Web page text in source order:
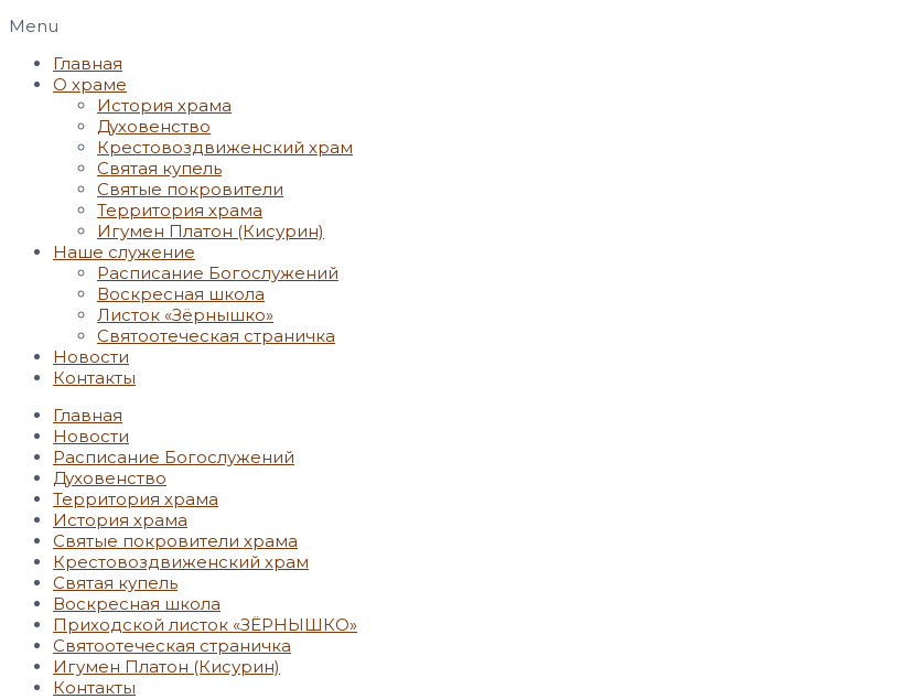
Menu
Главная
О храме
История храма
Духовенство
Крестовоздвиженский храм
Святая купель
Святые покровители
Территория храма
Игумен Платон (Кисурин)
Наше служение
Расписание Богослужений
Воскресная школа
Листок «Зёрнышко»
Святоотеческая страничка
Новости
Контакты
Главная
Новости
Расписание Богослужений
Духовенство
Территория храма
История храма
Святые покровители храма
Крестовоздвиженский храм
Святая купель
Воскресная школа
Приходской листок «ЗЁРНЫШКО»
Святоотеческая страничка
Игумен Платон (Кисурин)
Контакты